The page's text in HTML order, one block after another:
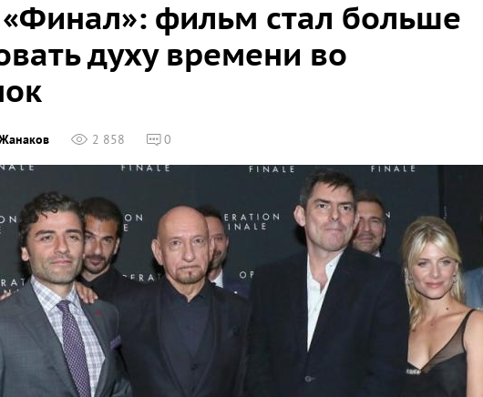
фильм стал больше
духу времени во
2 858 0